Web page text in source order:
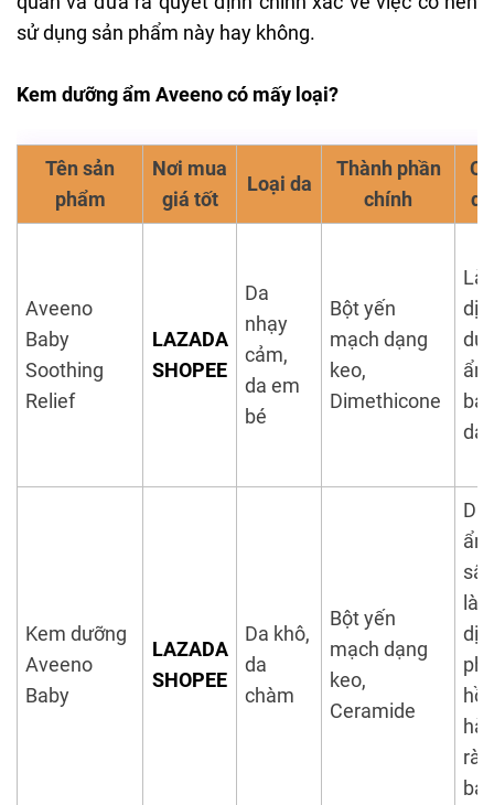
sử dụng sản phẩm này hay không.
Kem dưỡng ẩm Aveeno có mấy loại?
Tên sản
phẩm
Nơi mua
giá tốt
Loại da
Thành phần
chính
Aveeno
Baby
Soothing
Relief
LAZADA
SHOPEE
Da
nhạy
cảm,
da em
bé
Bột yến
mạch dạng
keo,
Dimethicone
dịu
da
Kem dưỡng
Aveeno
Baby
LAZADA
SHOPEE
Da khô,
da
chàm
Bột yến
mạch dạng
keo,
Ceramide
ẩm
dịu
hồi
rào